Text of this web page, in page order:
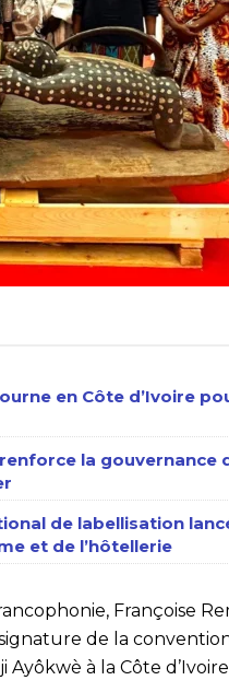
en Côte d’Ivoire
la gouvernance
de labellisation
et de l’hôtellerie
Françoise
de la
à la Côte